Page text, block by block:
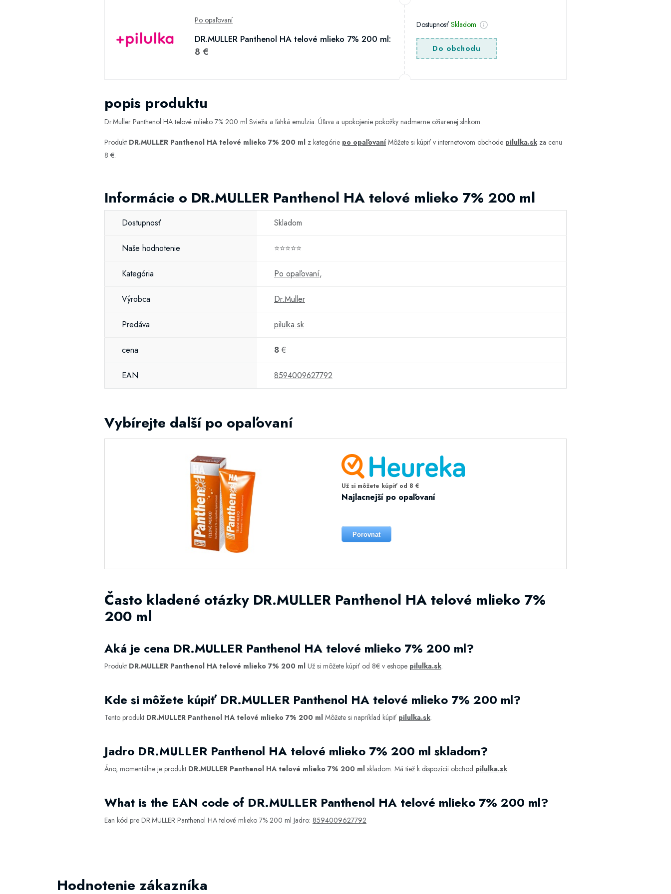
Po opaľovaní
DR.MULLER Panthenol HA telové mlieko 7% 200 ml:
8 €
DostupnosťSkladom
Do obchodu
popis produktu
Dr.Muller Panthenol HA telové mlieko 7% 200 ml Svieža a ľahká emulzia. Úľava a upokojenie pokožky nadmerne ožiarenej slnkom.
Produkt DR.MULLER Panthenol HA telové mlieko 7% 200 ml z kategórie po opaľovaníMôžete si kúpiť v internetovom obchode pilulka.sk za cenu
8 €.
Informácie o DR.MULLER Panthenol HA telové mlieko 7% 200 ml
Dostupnosť Skladom
Naše hodnotenie ⭐⭐⭐⭐⭐
Kategória Po opaľovaní,
Výrobca Dr.Muller
Predáva pilulka.sk
cena 8 €
EAN 8594009627792
Vybírejte další po opaľovaní
Už si môžete kúpiť od 8 €
Najlacnejší po opaľovaní
Porovnat
Často kladené otázky DR.MULLER Panthenol HA telové mlieko 7%
200 ml
Aká je cena DR.MULLER Panthenol HA telové mlieko 7% 200 ml?
Produkt DR.MULLER Panthenol HA telové mlieko 7% 200 ml Už si môžete kúpiť od 8€ v eshope pilulka.sk.
Kde si môžete kúpiť DR.MULLER Panthenol HA telové mlieko 7% 200 ml?
Tento produkt DR.MULLER Panthenol HA telové mlieko 7% 200 ml Môžete si napríklad kúpiť pilulka.sk.
Jadro DR.MULLER Panthenol HA telové mlieko 7% 200 ml skladom?
Áno, momentálne je produkt DR.MULLER Panthenol HA telové mlieko 7% 200 ml skladom. Má tiež k dispozícii obchod pilulka.sk.
What is the EAN code of DR.MULLER Panthenol HA telové mlieko 7% 200 ml?
Ean kód pre DR.MULLER Panthenol HA telové mlieko 7% 200 ml Jadro: 8594009627792
Hodnotenie zákazníka